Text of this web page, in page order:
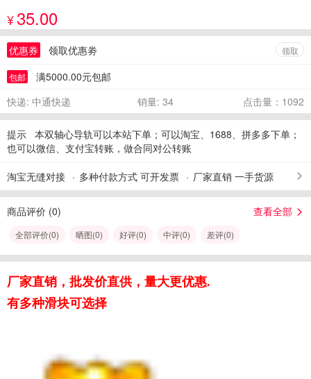
¥35.00
优惠券 领取优惠劵 领取
包邮
满5000.00元包邮
快递: 中通快递
销量: 34 点击量：1092
提示 本双轴心导轨可以本站下单；可以淘宝、1688、拼多多下单；
也可以微信、支付宝转账，做合同对公转账
淘宝无缝对接 多种付款方式 可开发票 厂家直销 一手货源
商品评价 (0) 查看全部
全部评价(0) 晒图(0) 好评(0) 中评(0) 差评(0)
厂家直销，批发价直供，量大更优惠.
有多种滑块可选择